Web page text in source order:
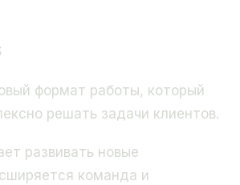
формат работы, который
решать задачи клиентов.
развивать новые
команда и